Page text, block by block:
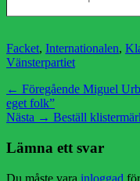
Kategorier
Facket, Internationalen,
Vänsterpartiet
← Föregående Föregående
Miguel
eget folk”
Nästa → Nästa
Beställ
Lämna ett svar
Du måste vara inloggad